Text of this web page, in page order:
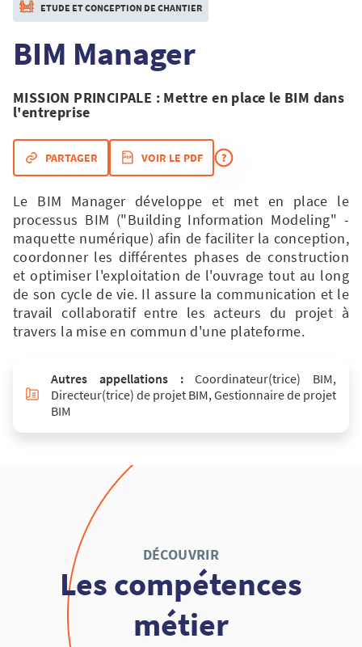
ETUDE ET CONCEPTION DE CHANTIER
BIM Manager
MISSION PRINCIPALE : Mettre en place le BIM dans
l'entreprise
PARTAGER VOIR LE PDF
Le BIM Manager développe et met en place le
processus BIM ("Building Information Modeling" -
maquette numérique) afin de faciliter la conception,
coordonner les différentes phases de construction
et optimiser l'exploitation de l'ouvrage tout au long
de son cycle de vie. Il assure la communication et le
travail collaboratif entre les acteurs du projet à
travers la mise en commun d'une plateforme.
Autres appellations :Coordinateur(trice) BIM,
Directeur(trice) de projet BIM, Gestionnaire de projet
BIM
DÉCOUVRIR
Les compétences
métier